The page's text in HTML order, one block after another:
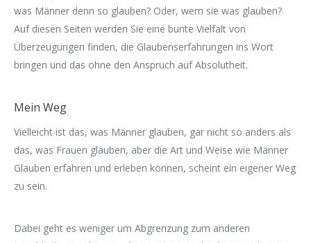
was Männer denn so glauben? Oder, wem sie was glauben?
Auf diesen Seiten werden Sie eine bunte Vielfalt von
Überzeugungen finden, die Glaubenserfahrungen ins Wort
bringen und das ohne den Anspruch auf Absolutheit.
Mein Weg
Vielleicht ist das, was Männer glauben, gar nicht so anders als
das, was Frauen glauben, aber die Art und Weise wie Männer
Glauben erfahren und erleben können, scheint ein eigener Weg
zu sein.
Dabei geht es weniger um Abgrenzung zum anderen